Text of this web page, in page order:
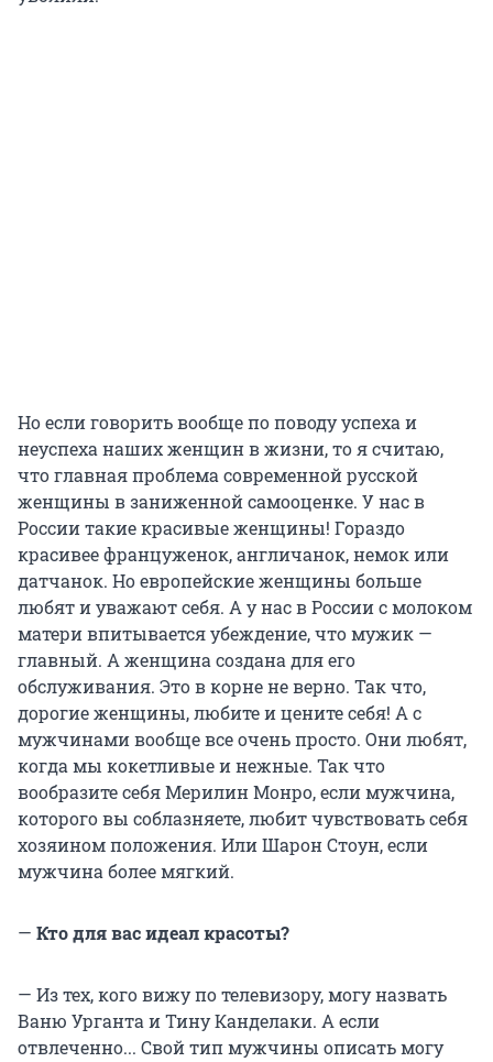
Но если говорить вообще по поводу успеха и
неуспеха наших женщин в жизни, то я считаю,
что главная проблема современной русской
женщины в заниженной самооценке. У нас в
России такие красивые женщины! Гораздо
красивее француженок, англичанок, немок или
датчанок. Но европейские женщины больше
любят и уважают себя. А у нас в России с молоком
матери впитывается убеждение, что мужик —
главный. А женщина создана для его
обслуживания. Это в корне не верно. Так что,
дорогие женщины, любите и цените себя! А с
мужчинами вообще все очень просто. Они любят,
когда мы кокетливые и нежные. Так что
вообразите себя Мерилин Монро, если мужчина,
которого вы соблазняете, любит чувствовать себя
хозяином положения. Или Шарон Стоун, если
мужчина более мягкий.
— Кто для вас идеал красоты?
— Из тех, кого вижу по телевизору, могу назвать
Ваню Урганта и Тину Канделаки. А если
отвлеченно... Свой тип мужчины описать могу